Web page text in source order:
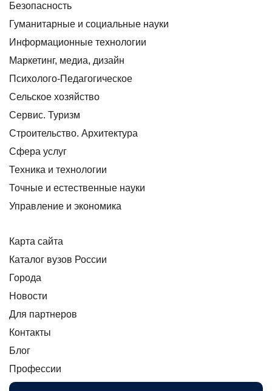
Безопасность
Гуманитарные и социальные науки
Информационные технологии
Маркетинг, медиа, дизайн
Психолого-Педагогическое
Сельское хозяйство
Сервис. Туризм
Строительство. Архитектура
Сфера услуг
Техника и технологии
Точные и естественные науки
Управление и экономика
Карта сайта
Каталог вузов России
Города
Новости
Для партнеров
Контакты
Блог
Профессии